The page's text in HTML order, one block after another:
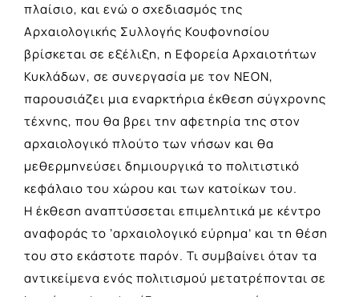
πλαίσιο, και ενώ ο σχεδιασμός της
Αρχαιολογικής Συλλογής Κουφονησίου
βρίσκεται σε εξέλιξη, η Εφορεία Αρχαιοτήτων
Κυκλάδων, σε συνεργασία με τον ΝΕΟΝ,
παρουσιάζει μια εναρκτήρια έκθεση σύγχρονης
τέχνης, που θα βρει την αφετηρία της στον
αρχαιολογικό πλούτο των νήσων και θα
μεθερμηνεύσει δημιουργικά το πολιτιστικό
κεφάλαιο του χώρου και των κατοίκων του.
Η έκθεση αναπτύσσεται επιμελητικά με κέντρο
αναφοράς το ‘αρχαιολογικό εύρημα’ και τη θέση
του στο εκάστοτε παρόν. Τι συμβαίνει όταν τα
αντικείμενα ενός πολιτισμού μετατρέπονται σε